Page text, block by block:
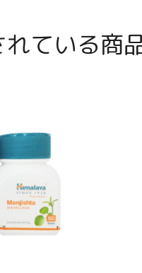
ている商